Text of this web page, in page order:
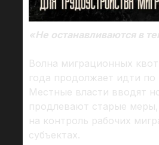
«Не останавливаются в
Волна миграционных
года продолжает идти по
Местные власти вводят
продлевают старые
на контроль рабочих
субъектах.